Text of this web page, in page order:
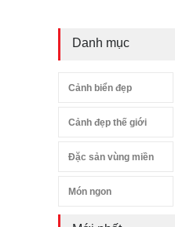
Danh mục
Cảnh biển đẹp
Cảnh đẹp thế giới
Đặc sản vùng miền
Món ngon